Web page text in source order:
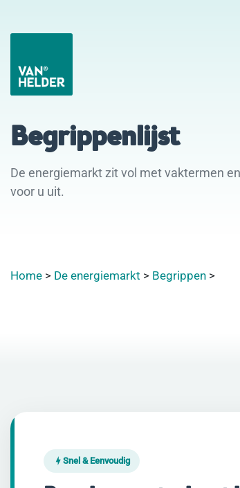
Begrippenlijst
De energiemarkt zit vol met vaktermen
voor u uit.
Home > De energiemarkt > Begrippen >
Snel & Eenvoudig